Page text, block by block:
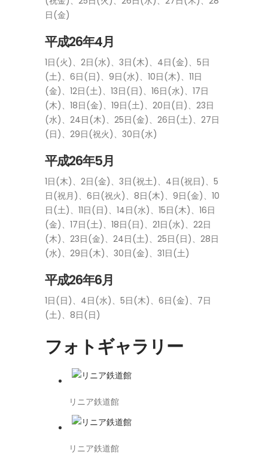
日(金)
平成26年4月
1日(火)、2日(水)、3日(木)、4日(金)、5日
(土)、6日(日)、9日(水)、10日(木)、11日
(金)、12日(土)、13日(日)、16日(水)、17日
(木)、18日(金)、19日(土)、20日(日)、23日
(水)、24日(木)、25日(金)、26日(土)、27日
(日)、29日(祝火)、30日(水)
平成26年5月
1日(木)、2日(金)、3日(祝土)、4日(祝日)、5
日(祝月)、6日(祝火)、8日(木)、9日(金)、10
日(土)、11日(日)、14日(水)、15日(木)、16日
(金)、17日(土)、18日(日)、21日(水)、22日
(木)、23日(金)、24日(土)、25日(日)、28日
(水)、29日(木)、30日(金)、31日(土)
平成26年6月
1日(日)、4日(水)、5日(木)、6日(金)、7日
(土)、8日(日)
フォトギャラリー
リニア鉄道館
リニア鉄道館